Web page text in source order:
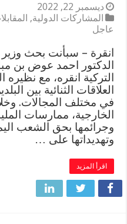
ديسمبر 22, 2022
المشاركات الدولية,
عاجل
انقرة – سبأنت بحث وزير
الدكتور احمد عوض بن
التركية انقره، مع
العلاقات الثنائية بين
في مختلف المجالات.
الخارجية، ممارسات
وجرائمها بحق الشعب
وتهديداتها على …
اقرأ المزيد